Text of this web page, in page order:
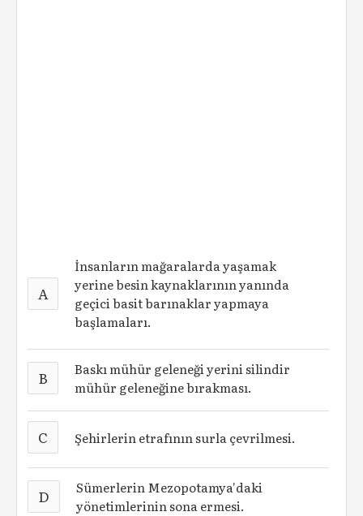
A
İnsanların mağaralarda yaşamak
yerine besin kaynaklarının yanında
geçici basit barınaklar yapmaya
başlamaları.
B
Baskı mühür geleneği yerini silindir
mühür geleneğine bırakması.
C Şehirlerin etrafının surla çevrilmesi.
D
Sümerlerin Mezopotamya'daki
yönetimlerinin sona ermesi.